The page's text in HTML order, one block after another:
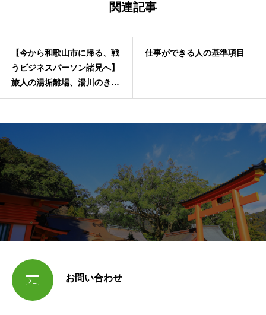
関連記事
【今から和歌山市に帰る、戦
うビジネスパーソン諸兄へ】
旅人の湯垢離場、湯川のきよ
もん湯
仕事ができる人の基準項目
 お問い合わせ